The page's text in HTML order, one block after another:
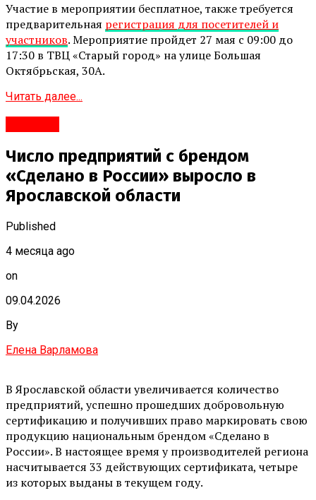
Участие в мероприятии бесплатное, также требуется
предварительная регистрация для посетителей и
участников. Мероприятие пройдет 27 мая с 09:00 до
17:30 в ТВЦ «Старый город» на улице Большая
Октябрьская, 30А.
Читать далее...
Число предприятий с брендом
«Сделано в России» выросло в
Ярославской области
Published
4 месяца ago
on
09.04.2026
By
Елена Варламова
В Ярославской области увеличивается количество
предприятий, успешно прошедших добровольную
сертификацию и получивших право маркировать свою
продукцию национальным брендом «Сделано в
России». В настоящее время у производителей региона
насчитывается 33 действующих сертификата, четыре
из которых выданы в текущем году.